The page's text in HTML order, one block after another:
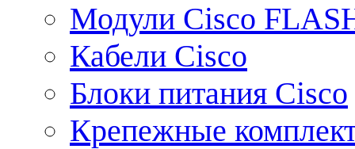
Модули Cisco
Кабели Cisco
Блоки питания Cisco
Крепежные